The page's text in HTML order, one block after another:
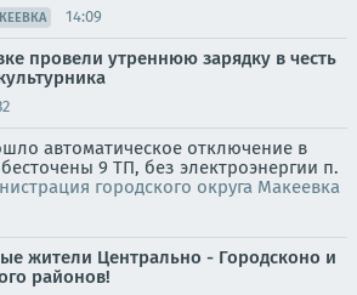
14:09
провели утреннюю зарядку в честь
автоматическое отключение в
9 ТП, без электроэнергии п.
городского округа Макеевка
жители Центрально - Городсконо и
районов!